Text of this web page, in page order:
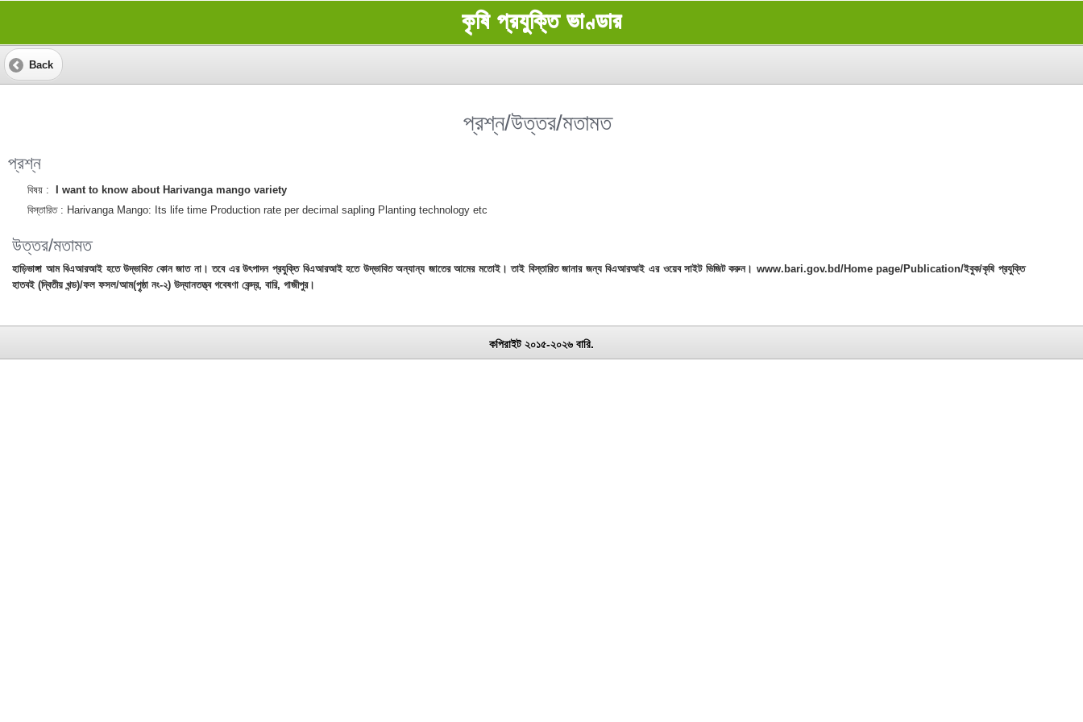
কৃষি প্রযুক্তি ভাণ্ডার
Back
প্রশ্ন/উত্তর/মতামত
প্রশ্ন
বিষয় : I want to know about Harivanga mango variety
বিস্তারিত : Harivanga Mango: Its life time Production rate per decimal sapling Planting technology etc
উত্তর/মতামত
হাড়িভাঙ্গা আম বিএআরআই হতে উদ্ভাবিত কোন জাত না। তবে এর উৎপাদন প্রযুক্তি বিএআরআই হতে উদ্ভাবিত অন্যান্য জাতের আমের মতোই। তাই বিস্তারিত জানার জন্য বিএআরআই এর ওয়েব সাইট ভিজিট করুন। www.bari.gov.bd/Home page/Publication/ইবুক/কৃষি প্রযুক্তি
হাতবই (দ্বিতীয় খন্ড)/ফল ফসল/আম(পৄষ্ঠা নং-২) উদ্যানতত্ত্ব গবেষণা কেন্দ্র, বারি, গাজীপুর।
কপিরাইট ২০১৫-২০২৬ বারি.